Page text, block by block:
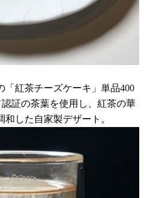
「紅茶チーズケーキ」単品400
証の茶葉を使用し、紅茶の華
した自家製デザート。